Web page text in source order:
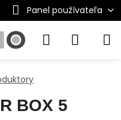
Panel používateľa
BOX 5